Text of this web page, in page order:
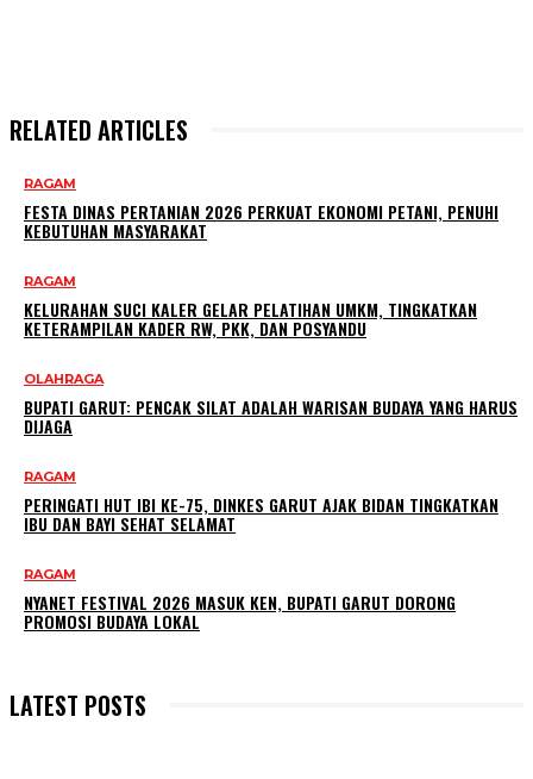
RELATED ARTICLES
RAGAM
FESTA DINAS PERTANIAN 2026 PERKUAT EKONOMI PETANI, PENUHI
KEBUTUHAN MASYARAKAT
RAGAM
KELURAHAN SUCI KALER GELAR PELATIHAN UMKM, TINGKATKAN
KETERAMPILAN KADER RW, PKK, DAN POSYANDU
OLAHRAGA
BUPATI GARUT: PENCAK SILAT ADALAH WARISAN BUDAYA YANG HARUS
DIJAGA
RAGAM
PERINGATI HUT IBI KE-75, DINKES GARUT AJAK BIDAN TINGKATKAN
IBU DAN BAYI SEHAT SELAMAT
RAGAM
NYANET FESTIVAL 2026 MASUK KEN, BUPATI GARUT DORONG
PROMOSI BUDAYA LOKAL
LATEST POSTS